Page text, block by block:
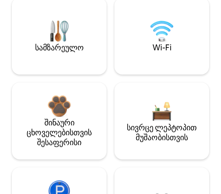
სამზარეულო Wi-Fi
შინაური
ცხოველებისთვის
შესაფერისი
სივრცე ლეპტოპით
მუშაობისთვის